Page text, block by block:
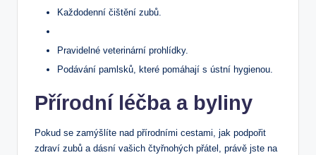
Každodenní čištění zubů.
Pravidelné veterinární prohlídky.
Podávání pamlsků, které pomáhají s ústní hygienou.
Přírodní léčba a byliny
Pokud se zamýšlíte nad přírodními cestami, jak podpořit
zdraví zubů a dásní vašich čtyřnohých přátel, právě jste na